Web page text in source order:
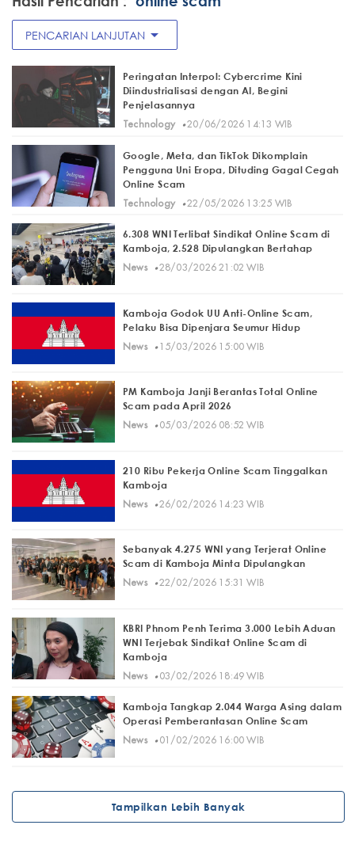
PENCARIAN LANJUTAN arrow_drop_down
Peringatan Interpol: Cybercrime Kini
Diindustrialisasi dengan AI, Begini
Penjelasannya
Technology
· 20/06/2026 14:13 WIB
Google, Meta, dan TikTok Dikomplain
Pengguna Uni Eropa, Dituding Gagal Cegah
Online Scam
Technology
· 22/05/2026 13:25 WIB
6.308 WNI Terlibat Sindikat Online Scam di
Kamboja, 2.528 Dipulangkan Bertahap
News· 28/03/2026 21:02 WIB
Kamboja Godok UU Anti-Online Scam,
Pelaku Bisa Dipenjara Seumur Hidup
News· 15/03/2026 15:00 WIB
PM Kamboja Janji Berantas Total Online
Scam pada April 2026
News· 05/03/2026 08:52 WIB
210 Ribu Pekerja Online Scam Tinggalkan
Kamboja
News· 26/02/2026 14:23 WIB
Sebanyak 4.275 WNI yang Terjerat Online
Scam di Kamboja Minta Dipulangkan
News· 22/02/2026 15:31 WIB
KBRI Phnom Penh Terima 3.000 Lebih Aduan
WNI Terjebak Sindikat Online Scam di
Kamboja
News· 03/02/2026 18:49 WIB
Kamboja Tangkap 2.044 Warga Asing dalam
Operasi Pemberantasan Online Scam
News· 01/02/2026 16:00 WIB
Tampilkan Lebih Banyak